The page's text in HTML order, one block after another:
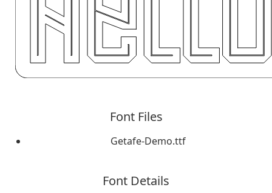
Font Files
Getafe-Demo.ttf
Font Details